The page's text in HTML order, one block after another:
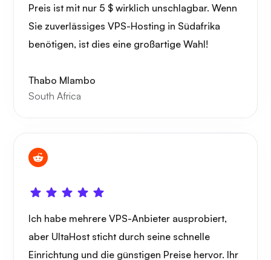
Preis ist mit nur 5 $ wirklich unschlagbar. Wenn
Sie zuverlässiges VPS-Hosting in Südafrika
benötigen, ist dies eine großartige Wahl!
Thabo Mlambo
South Africa
Ich habe mehrere VPS-Anbieter ausprobiert,
aber UltaHost sticht durch seine schnelle
Einrichtung und die günstigen Preise hervor. Ihr